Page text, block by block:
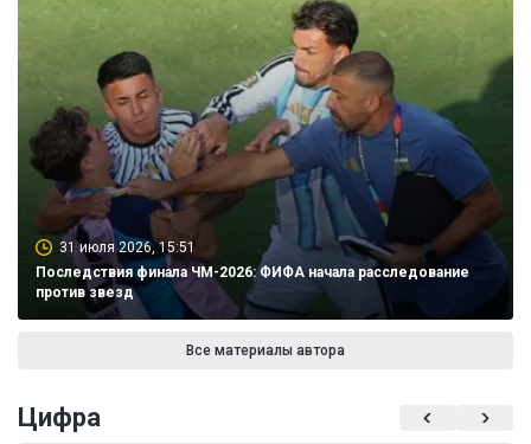
31 июля 2026, 15:51
Последствия финала ЧМ-2026: ФИФА начала расследование
против звезд
Все материалы автора
Цифра